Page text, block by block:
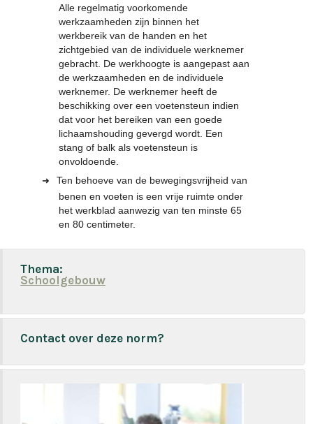
Alle regelmatig voorkomende
werkzaamheden zijn binnen het
werkbereik van de handen en het
zichtgebied van de individuele werknemer
gebracht. De werkhoogte is aangepast aan
de werkzaamheden en de individuele
werknemer. De werknemer heeft de
beschikking over een voetensteun indien
dat voor het bereiken van een goede
lichaamshouding gevergd wordt. Een
stang of balk als voetensteun is
onvoldoende.
Ten behoeve van de bewegingsvrijheid van
benen en voeten is een vrije ruimte onder
het werkblad aanwezig van ten minste 65
en 80 centimeter.
Thema:
Schoolgebouw
Contact over deze norm?